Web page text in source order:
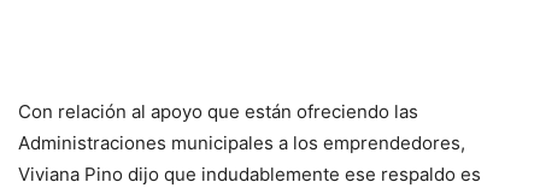
Con relación al apoyo que están ofreciendo las
Administraciones municipales a los emprendedores,
Viviana Pino dijo que indudablemente ese respaldo es